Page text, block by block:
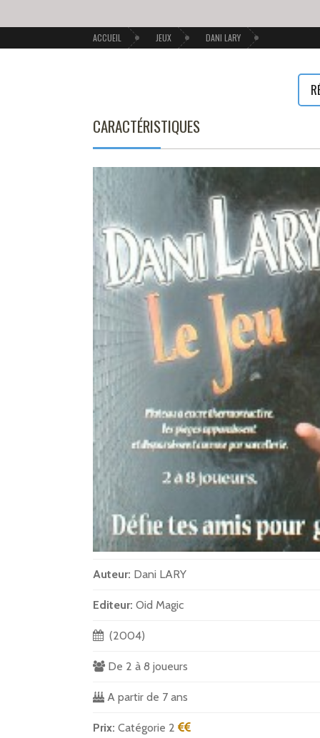
ACCUEIL JEUX DANI LARY
CARACTÉRISTIQUES
Auteur: Dani LARY
Editeur: Oid Magic
(2004)
De 2 à 8 joueurs
A partir de 7 ans
Prix: Catégorie 2